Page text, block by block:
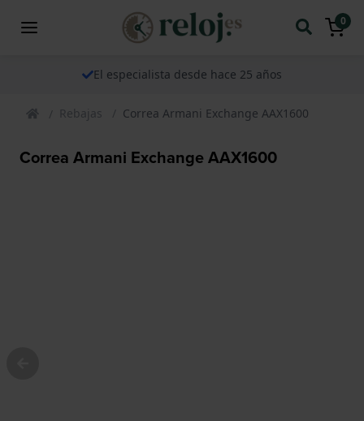
0
El especialista desde hace 25 años
Rebajas Correa Armani Exchange AAX1600
Correa Armani Exchange AAX1600